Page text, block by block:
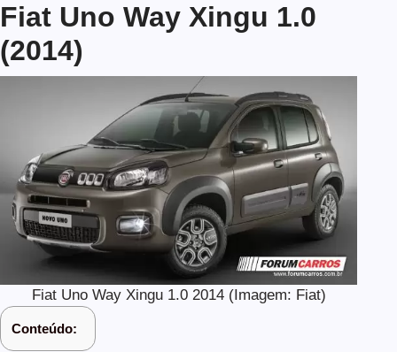
Fiat Uno Way Xingu 1.0
(2014)
Fiat Uno Way Xingu 1.0 2014 (Imagem: Fiat)
Conteúdo: